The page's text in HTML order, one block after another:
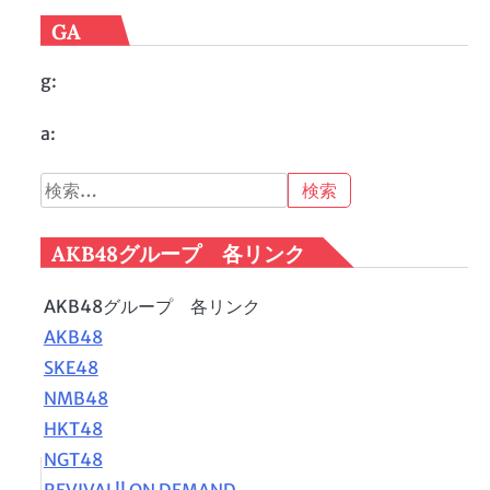
GA
g:
a:
検
索:
AKB48グループ 各リンク
AKB48グループ 各リンク
AKB48
SKE48
NMB48
HKT48
NGT48